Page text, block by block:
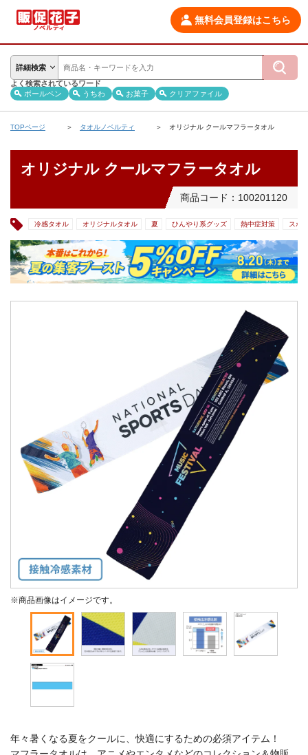
無料会員登録はこちら
詳細検索
よく検索されているワード
ボールペン
うちわ お菓子 クリアファイル
TOPページ タオルノベルティ オリジナル クールマフラータオル
オリジナル クールマフラータオル
商品コード：100201120
冷感タオル オリジナルタオル 夏 ひんやり系グッズ 熱中症対策 スポ
※商品画像はイメージです。
年々暑くなる夏をクールに、快適にするための必須アイテム！